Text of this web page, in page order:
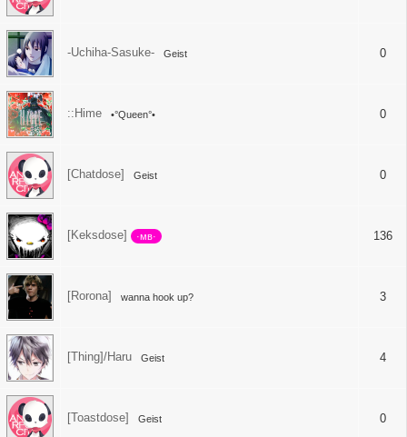
-Uchiha-Sasuke- Geist 0
::Hime •°Queen°• 0
[Chatdose] Geist 0
[Keksdose] ·мв· 136
[Rorona] wanna hook up? 3
[Thing]/Haru Geist 4
[Toastdose] Geist 0